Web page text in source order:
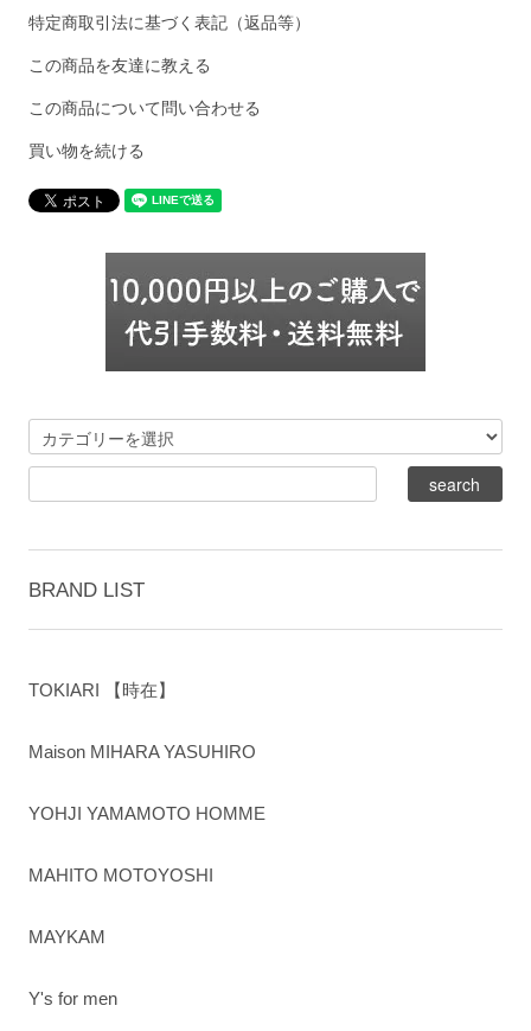
特定商取引法に基づく表記（返品等）
この商品を友達に教える
この商品について問い合わせる
買い物を続ける
BRAND LIST
TOKIARI 【時在】
Maison MIHARA YASUHIRO
YOHJI YAMAMOTO HOMME
MAHITO MOTOYOSHI
MAYKAM
Y's for men